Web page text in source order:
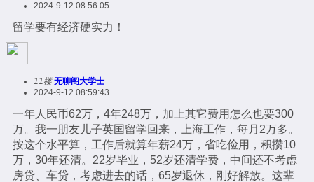
2024-9-12 08:56:05
留学要有经济硬实力！
11楼 无聊阁大学士
2024-9-12 08:59:43
一年人民币62万，4年248万，加上其它费用怎么也要300
万。我一朋友儿子英国留学回来，上海工作，每月2万多。
按这个水平算，工作后就算年薪24万，省吃俭用，积攒10
万，30年还清。22岁毕业，52岁还清学费，中间还不考虑
房贷、车贷，考虑进去的话，65岁退休，刚好解放。这辈